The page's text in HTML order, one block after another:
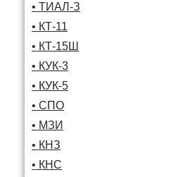
• ТИАЛ-З
• КТ-11
• КТ-15Ш
• КУК-3
• КУК-5
• СПО
• МЗИ
• КНЗ
• КНС